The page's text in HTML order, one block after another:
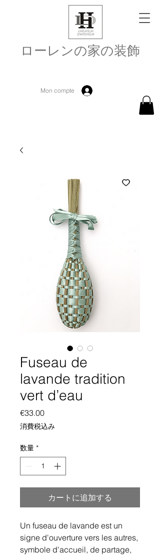
ローレンの家の装飾
Mon compte
Fuseau de
lavande tradition
vert d’eau
€33.00価
格
消費税込み
数量 *
カートに追加する
Un fuseau de lavande est un
signe d'ouverture vers les autres,
symbole d'accueil, de partage,